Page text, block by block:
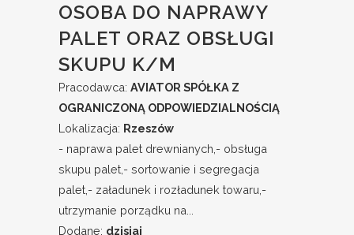
OSOBA DO NAPRAWY
PALET ORAZ OBSŁUGI
SKUPU K/M
Pracodawca: AVIATOR SPÓŁKA Z
OGRANICZONĄ ODPOWIEDZIALNOŚCIĄ
Lokalizacja: Rzeszów
- naprawa palet drewnianych,- obsługa
skupu palet,- sortowanie i segregacja
palet,- załadunek i rozładunek towaru,-
utrzymanie porządku na...
Dodane: dzisiaj